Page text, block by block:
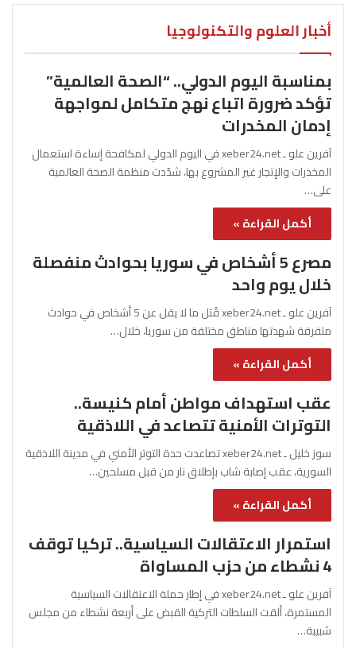
أخبار العلوم والتكنولوجيا
بمناسبة اليوم الدولي.. “الصحة العالمية”
تؤكد ضرورة اتباع نهج متكامل لمواجهة
إدمان المخدرات
آفرين علو ـ xeber24.net في اليوم الدولي لمكافحة إساءة استعمال
المخدرات والإتجار غير المشروع بها، شدّدت منظمة الصحة العالمية
على…
أكمل القراءة »
مصرع 5 أشخاص في سوريا بحوادث منفصلة
خلال يوم واحد
آفرين علو ـ xeber24.net قُتل ما لا يقل عن 5 أشخاص في حوادث
متفرقة شهدتها مناطق مختلفة من سوريا، خلال…
أكمل القراءة »
عقب استهداف مواطن أمام كنيسة..
التوترات الأمنية تتصاعد في اللاذقية
سوز خليل ـ xeber24.net تصاعدت حدة التوتر الأمني في مدينة اللاذقية
السورية، عقب إصابة شاب بإطلاق نار من قبل مسلحين…
أكمل القراءة »
استمرار الاعتقالات السياسية.. تركيا توقف
4 نشطاء من حزب المساواة
آفرين علو ـ xeber24.net في إطار حملة الاعتقالات السياسية
المستمرة، ألقت السلطات التركية القبض على أربعة نشطاء من مجلس
شبيبة…